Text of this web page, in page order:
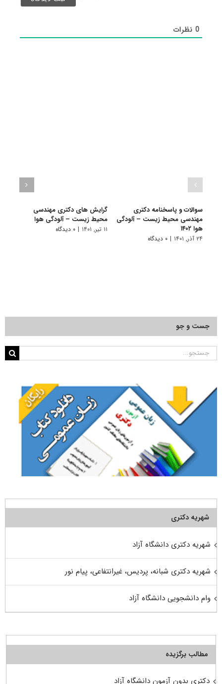
0نظرات
سوالات و پاسخنامه دکتری
مهندسی محیط زیست – آلودگی
هوا ۱۴۰۲
۲۴ آذر, ۱۴۰۱ | ۰ دیدگاه
گرایش های دکتری مهندسی
محیط زیست – آلودگی هوا
۱۱ تیر, ۱۴۰۱ | ۰ دیدگاه
جست و جو
جستجو
شهریه دکتری
شهریه دکتری دانشگاه آزاد
شهریه دکتری شبانه، پردیس، غیرانتفاعی، پیام نور
وام دانشجویی دانشگاه آزاد
مطالب برگزیده
دکتری بدون آزمون دانشگاه آزاد